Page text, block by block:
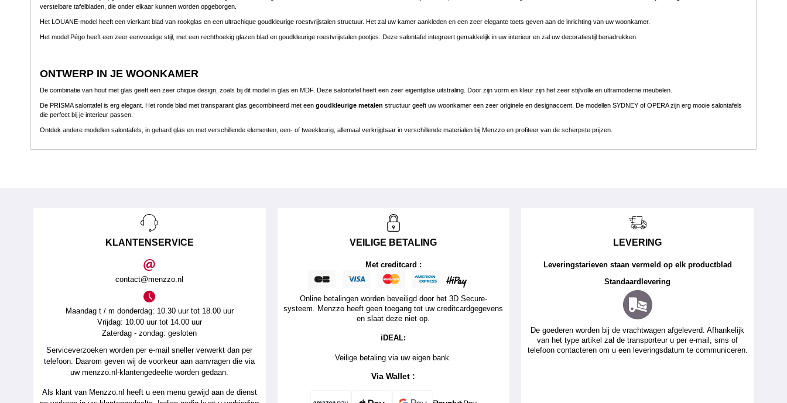
verstelbare tafelbladen, die onder elkaar kunnen worden opgeborgen.
Het LOUANE-model heeft een vierkant blad van rookglas en een ultrachique goudkleurige roestvrijstalen structuur. Het zal uw kamer aankleden en een zeer elegante toets geven aan de inrichting van uw woonkamer.
Het model Pégo heeft een zeer eenvoudige stijl, met een rechthoekig glazen blad en goudkleurige roestvrijstalen pootjes. Deze salontafel integreert gemakkelijk in uw interieur en zal uw decoratiestijl benadrukken.
ONTWERP IN JE WOONKAMER
De combinatie van hout met glas geeft een zeer chique design, zoals bij dit model in glas en MDF. Deze salontafel heeft een zeer eigentijdse uitstraling. Door zijn vorm en kleur zijn het zeer stijlvolle en ultramoderne meubelen.
De PRISMA salontafel is erg elegant. Het ronde blad met transparant glas gecombineerd met een goudkleurige metalen structuur geeft uw woonkamer een zeer originele en designaccent. De modellen SYDNEY of OPERA zijn erg mooie salontafels
die perfect bij je interieur passen.
Ontdek andere modellen salontafels, in gehard glas en met verschillende elementen, een- of tweekleurig, allemaal verkrijgbaar in verschillende materialen bij Menzzo en profiteer van de scherpste prijzen.
KLANTENSERVICE
contact@menzzo.nl
Maandag t / m donderdag: 10.30 uur tot 18.00 uur
Vrijdag: 10.00 uur tot 14.00 uur
Zaterdag - zondag: gesloten
Serviceverzoeken worden per e-mail sneller verwerkt dan per
telefoon. Daarom geven wij de voorkeur aan aanvragen die via
uw menzzo.nl-klantengedeelte worden gedaan.
Als klant van Menzzo.nl heeft u een menu gewijd aan de dienst
VEILIGE BETALING
Met creditcard :
Online betalingen worden beveiligd door het 3D Secure-
systeem. Menzzo heeft geen toegang tot uw creditcardgegevens
en slaat deze niet op.
iDEAL:
Veilige betaling via uw eigen bank.
Via Wallet :
LEVERING
Leveringstarieven staan vermeld op elk productblad
Standaardlevering
De goederen worden bij de vrachtwagen afgeleverd. Afhankelijk
van het type artikel zal de transporteur u per e-mail, sms of
telefoon contacteren om u een leveringsdatum te communiceren.